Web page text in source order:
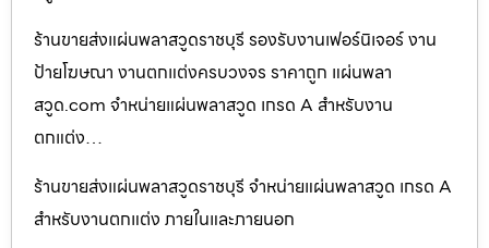
ร้านขายส่งแผ่นพลาสวูดราชบุรี รองรับงานเฟอร์นิเจอร์ งาน
ป้ายโฆษณา งานตกแต่งครบวงจร ราคาถูก แผ่นพลา
สวูด.com จำหน่ายแผ่นพลาสวูด เกรด A สำหรับงาน
ตกแต่ง…
ร้านขายส่งแผ่นพลาสวูดราชบุรี จำหน่ายแผ่นพลาสวูด เกรด A
สำหรับงานตกแต่ง ภายในและภายนอก